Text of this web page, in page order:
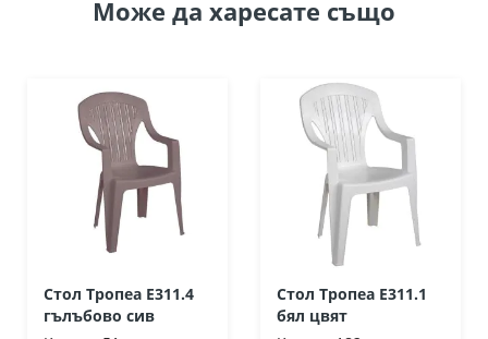
Може да харесате също
Стол Тропеа Ε311.4
гълъбово сив
Стол Тропеа Ε311.1
бял цвят